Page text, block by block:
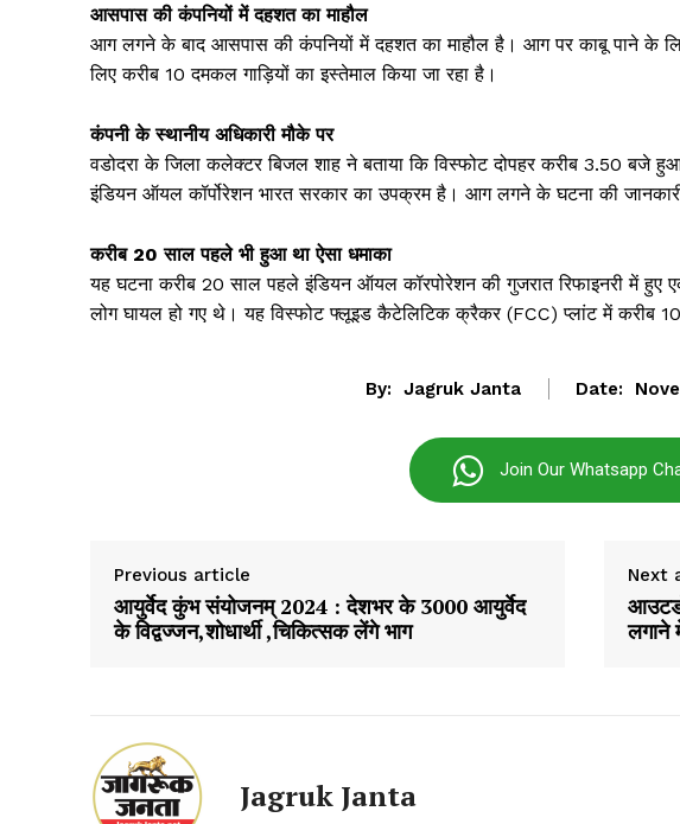
Akhbaar
आसपास की कंपनियों में दहशत का माहौल
आग लगने के बाद आसपास की कंपनियों में दहशत का माहौल है। आग पर काबू पाने के
लिए करीब 10 दमकल गाड़ियों का इस्तेमाल किया जा रहा है।
कंपनी के स्थानीय अधिकारी मौके पर
वडोदरा के जिला कलेक्टर बिजल शाह ने बताया कि विस्फोट दोपहर करीब 3.50 बजे
इंडियन ऑयल कॉर्पोरेशन भारत सरकार का उपक्रम है। आग लगने के घटना की
करीब 20 साल पहले भी हुआ था ऐसा धमाका
यह घटना करीब 20 साल पहले इंडियन ऑयल कॉरपोरेशन की गुजरात रिफाइनरी में
लोग घायल हो गए थे। यह विस्फोट फ्लूइड कैटेलिटिक क्रैकर (FCC) प्लांट में
By: Jagruk Janta Date:
Join Our Whatsapp
Previous article
आयुर्वेद कुंभ संयोजनम् 2024 : देशभर के 3000 आयुर्वेद
के विद्वज्जन,शोधार्थी ,चिकित्सक लेंगे भाग
Next
लगाने
Jagruk Janta